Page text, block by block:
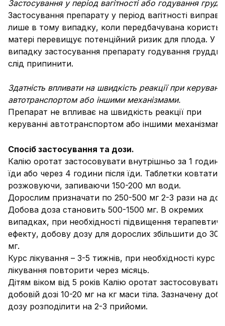
Застосування у період вагітності або годування
Застосування препарату у період вагітності
лише в тому випадку, коли передбачувана користь
матері перевищує потенційний ризик для плода. У
випадку застосування препарату годування груддю
слід припинити.
Здатність впливати на швидкість реакції при керуванні
автотранспортом або іншими механізмами.
Препарат не впливає на швидкість реакції при
керуванні автотранспортом або іншими
Спосіб застосування та дози.
Калію оротат застосовувати внутрішньо за 1
їди або через 4 години після їди. Таблетки ковтати
розжовуючи, запиваючи 150-200 мл води.
Дорослим призначати по 250-500 мг 2-3 рази на
Добова доза становить 500-1500 мг. В окремих
випадках, при необхідності підвищення
ефекту, добову дозу для дорослих збільшити до
мг.
Курс лікування – 3-5 тижнів, при необхідності курс
лікування повторити через місяць.
Дітям віком від 5 років Калію оротат застосовувати
добовій дозі 10-20 мг на кг маси тіла. Зазначену
дозу розподілити на 2-3 прийоми.